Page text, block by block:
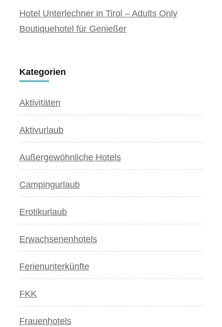
Hotel Unterlechner in Tirol – Adults Only
Boutiquehotel für Genießer
Kategorien
Aktivitäten
Aktivurlaub
Außergewöhnliche Hotels
Campingurlaub
Erotikurlaub
Erwachsenenhotels
Ferienunterkünfte
FKK
Frauenhotels